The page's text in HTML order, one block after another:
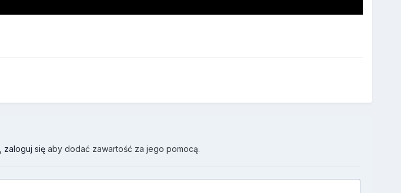
zaloguj sięaby dodać zawartość za jego pomocą.